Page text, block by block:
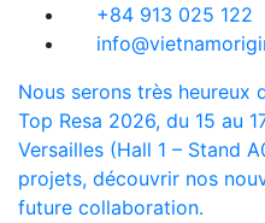
+84 913 025 122
Nous serons très heureux
Top Resa 2026, du 15 au
Versailles (Hall 1 – Stand
projets, découvrir nos
future collaboration.